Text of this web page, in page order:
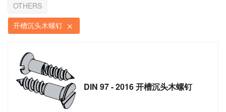
OTHERS
开槽沉头木螺钉
DIN 97 - 2016 开槽沉头木螺钉